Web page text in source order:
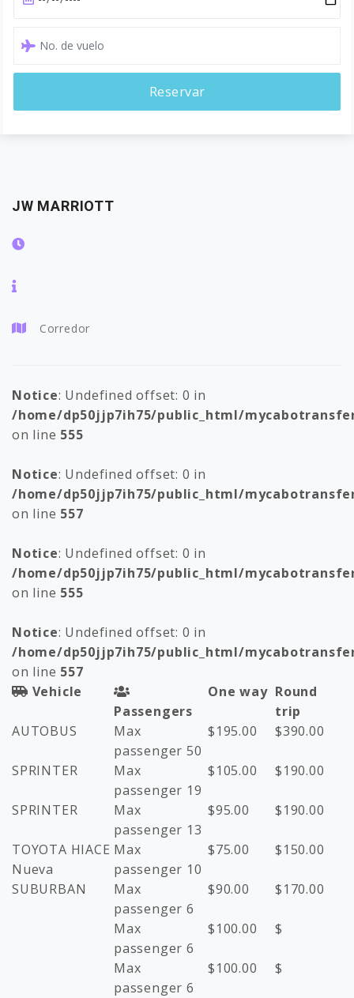
Reservar
JW MARRIOTT
Corredor
Notice: Undefined offset: 0 in
/home/dp50jjp7ih75/public_html/
on line 555
Notice: Undefined offset: 0 in
/home/dp50jjp7ih75/public_html/
on line 557
Notice: Undefined offset: 0 in
/home/dp50jjp7ih75/public_html/
on line 555
Notice: Undefined offset: 0 in
/home/dp50jjp7ih75/public_html/
on line 557
Vehicle
Passengers
One way Round
trip
AUTOBUS
Max
passenger 50
$195.00 $390.00
SPRINTER
Max
passenger 19
$105.00 $190.00
SPRINTER
Max
passenger 13
$95.00 $190.00
TOYOTA HIACE
Nueva
Max
passenger 10
$75.00 $150.00
SUBURBAN
Max
passenger 6
$90.00 $170.00
Max
passenger 6
$100.00 $
Max
passenger 6
$100.00 $